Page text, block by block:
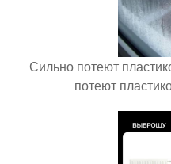
Сильно потеют
потеют